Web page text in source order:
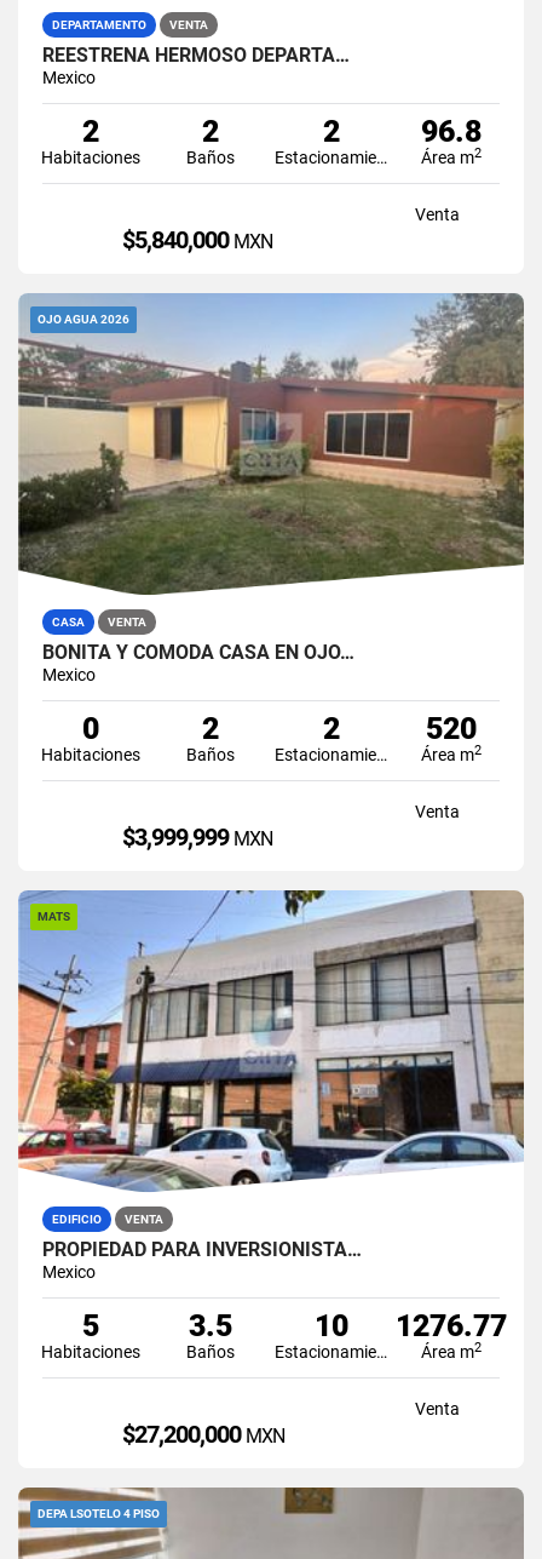
DEPARTAMENTO VENTA
REESTRENA HERMOSO DEPARTA…
Mexico
2
Habitaciones
2
Baños
2
Estacionamiento
96.8
Área m2
Venta
$5,840,000 MXN
OJO AGUA 2026
CASA VENTA
BONITA Y CÓMODA CASA EN OJO…
Mexico
0
Habitaciones
2
Baños
2
Estacionamiento
520
Área m2
Venta
$3,999,999 MXN
MATS
EDIFICIO VENTA
PROPIEDAD PARA INVERSIONISTA…
Mexico
5
Habitaciones
3.5
Baños
10
Estacionamiento
1276.77
Área m2
Venta
$27,200,000 MXN
DEPA LSOTELO 4 PISO